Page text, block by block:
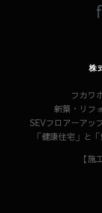
株
フカワ
新築・リフ
SEVフロアーアッ
「健康住宅」と
【